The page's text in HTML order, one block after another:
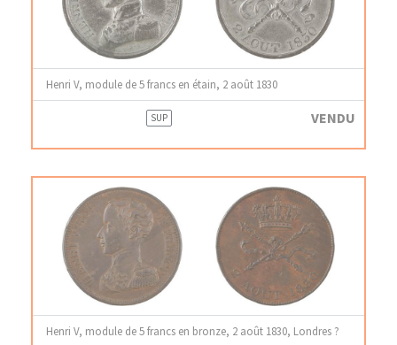
Henri V, module de 5 francs en étain, 2 août 1830
SUP VENDU
Henri V, module de 5 francs en bronze, 2 août 1830, Londres ?